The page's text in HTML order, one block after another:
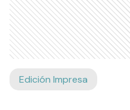
Edición Impresa